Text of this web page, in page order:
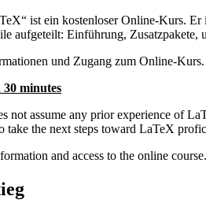
ist ein kostenloser Online-Kurs.
aufgeteilt: Einführung, Zusatzpakete,
und Zugang zum Online-Kurs.
minutes
not assume any prior experience of
take the next steps toward LaTeX
and access to the online course.